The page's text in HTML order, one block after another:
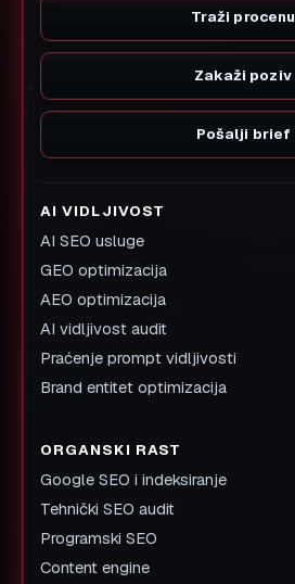
Traži procenu
Zakaži poziv
Pošalji brief
AI VIDLJIVOST
AI SEO usluge
GEO optimizacija
AEO optimizacija
AI vidljivost audit
Praćenje prompt vidljivosti
Brand entitet optimizacija
ORGANSKI RAST
Google SEO i indeksiranje
Tehnički SEO audit
Programski SEO
Content engine